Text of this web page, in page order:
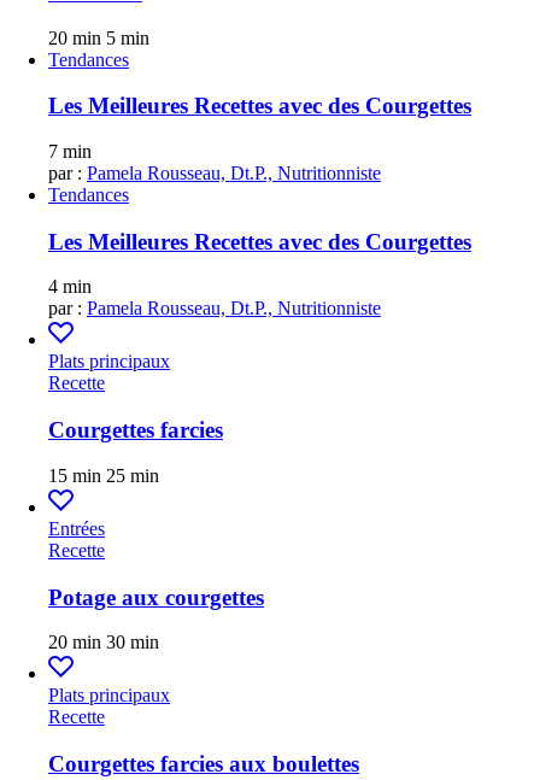
20 min 5 min
Tendances
Les Meilleures Recettes avec des Courgettes
7 min
par : Pamela Rousseau, Dt.P., Nutritionniste
Tendances
Les Meilleures Recettes avec des Courgettes
4 min
par : Pamela Rousseau, Dt.P., Nutritionniste
Plats principaux
Recette
Courgettes farcies
15 min 25 min
Entrées
Recette
Potage aux courgettes
20 min 30 min
Plats principaux
Recette
Courgettes farcies aux boulettes